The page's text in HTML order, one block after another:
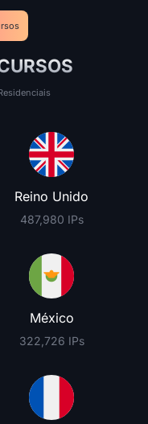
Reino Unido
487,980 IPs
México
322,726 IPs